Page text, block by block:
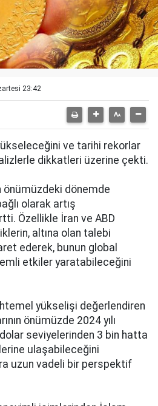
23:42
ve tarihi rekorlar
dikkatleri üzerine çekti.
önümüzdeki dönemde
olarak artış
Özellikle İran ve ABD
altına olan talebi
ederek, bunun global
etkiler yaratabileceğini
yükselişi değerlendiren
önümüzde 2024 yılı
seviyelerinden 3 bin hatta
ulaşabileceğini
uzun vadeli bir perspektif